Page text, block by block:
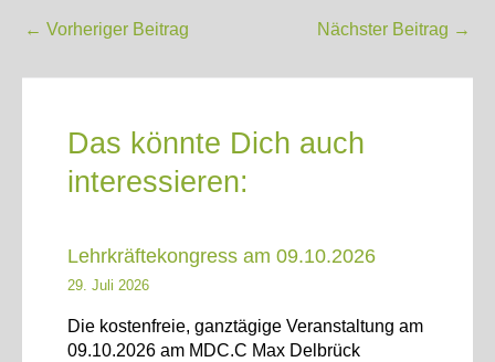
Post
← Vorheriger Beitrag Nächster Beitrag →
Das könnte Dich auch
interessieren:
Lehrkräftekongress am 09.10.2026
29. Juli 2026
Die kostenfreie, ganztägige Veranstaltung am
09.10.2026 am MDC.C Max Delbrück